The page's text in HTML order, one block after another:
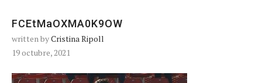
FCEtMaOXMA0K9OW
written byCristina Ripoll
19 octubre, 2021